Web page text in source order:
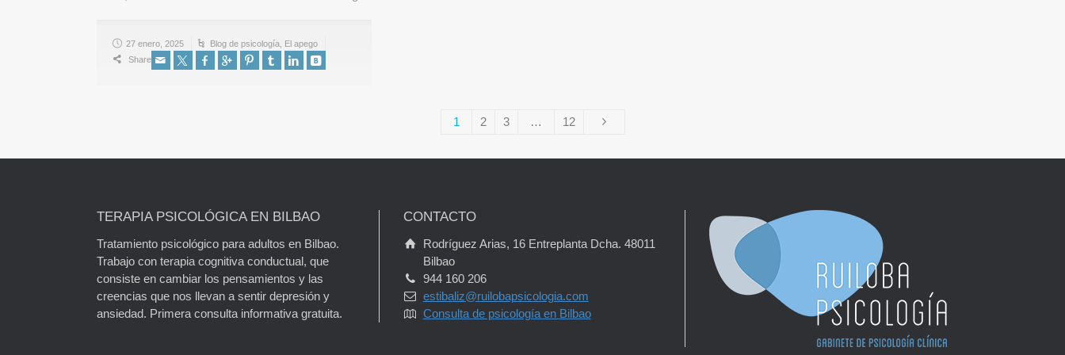
27 enero, 2025 Blog de psicología
El apego
Share
1 2 3 … 12
TERAPIA PSICOLÓGICA EN BILBAO
Tratamiento psicológico para adultos en Bilbao.
Trabajo con terapia cognitiva conductual, que
consiste en cambiar los pensamientos y las
creencias que nos llevan a sentir depresión y
ansiedad. Primera consulta informativa gratuita.
CONTACTO
Rodríguez Arias, 16 Entreplanta Dcha. 48011
Bilbao
944 160 206
estibaliz@ruilobapsicologia.com
Consulta de psicología en Bilbao